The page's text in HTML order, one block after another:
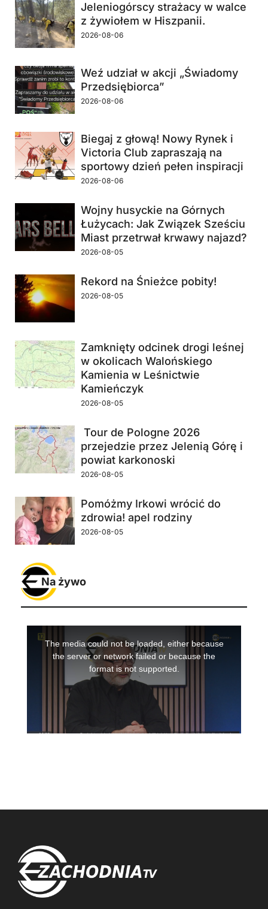
Jeleniogórscy strażacy w walce
z żywiołem w Hiszpanii.
2026-08-06
Weź udział w akcji „Świadomy
Przedsiębiorca”
2026-08-06
Biegaj z głową! Nowy Rynek i
Victoria Club zapraszają na
sportowy dzień pełen inspiracji
2026-08-06
Wojny husyckie na Górnych
Łużycach: Jak Związek Sześciu
Miast przetrwał krwawy najazd?
2026-08-05
Rekord na Śnieżce pobity!
2026-08-05
Zamknięty odcinek drogi leśnej
w okolicach Walońskiego
Kamienia w Leśnictwie
Kamieńczyk
2026-08-05
Tour de Pologne 2026
przejedzie przez Jelenią Górę i
powiat karkonoski
2026-08-05
Pomóżmy Irkowi wrócić do
zdrowia! apel rodziny
2026-08-05
Na żywo